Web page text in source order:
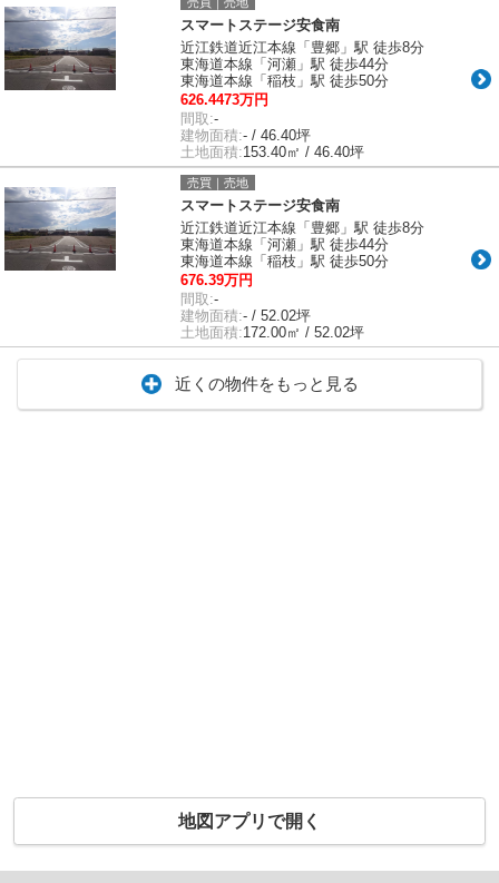
スマートステージ安食南
近江鉄道近江本線「豊郷」駅 徒歩8分
東海道本線「河瀬」駅 徒歩44分
東海道本線「稲枝」駅 徒歩50分
626.4473万円
間取:-
建物面積:- / 46.40坪
土地面積:153.40㎡ / 46.40坪
売買｜売地
スマートステージ安食南
近江鉄道近江本線「豊郷」駅 徒歩8分
東海道本線「河瀬」駅 徒歩44分
東海道本線「稲枝」駅 徒歩50分
676.39万円
間取:-
建物面積:- / 52.02坪
土地面積:172.00㎡ / 52.02坪
近くの物件をもっと見る
地図アプリで開く